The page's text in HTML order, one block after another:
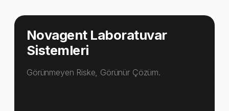
Novagent Laboratuvar
Sistemleri
Görünmeyen Riske, Görünür Çözüm.